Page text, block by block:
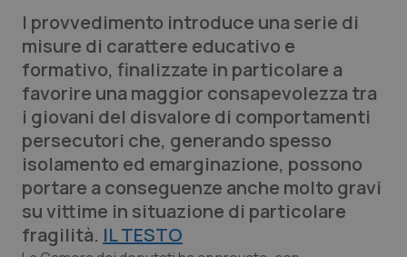
Lettere al direttore
Edizioni Regionali
QS Pro
Professionisti Sanitari.AI
Abruzzo
Basilicata
QS Pro Gold
Artrite & artrosi
QS Club Newsletter
l provvedimento introduce una serie di
misure di carattere educativo e
formativo, finalizzate in particolare a
favorire una maggior consapevolezza tra
i giovani del disvalore di comportamenti
persecutori che, generando spesso
isolamento ed emarginazione, possono
portare a conseguenze anche molto gravi
su vittime in situazione di particolare
fragilità. IL TESTO